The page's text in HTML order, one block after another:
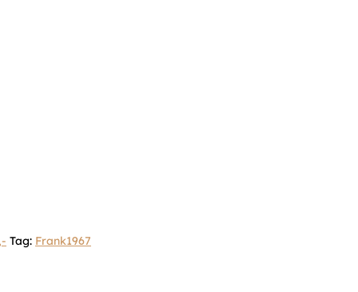
Tag: Frank1967